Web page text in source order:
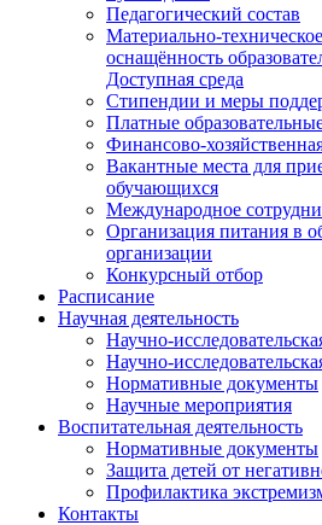
Педагогический состав
Материально-
оснащённость
Доступная среда
Стипендии и меры
Платные
Финансово-
Вакантные места для
обучающихся
Международное
Организация питания в
организации
Конкурсный отбор
Расписание
Научная деятельность
Научно-
Научно-
Нормативные документы
Научные мероприятия
Воспитательная деятельность
Нормативные документы
Защита детей от
Профилактика
Контакты